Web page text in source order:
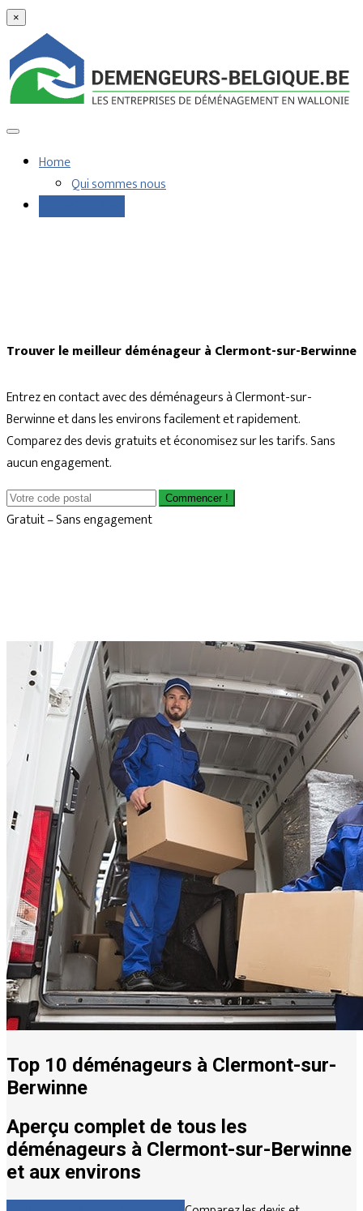
×
Home
Qui sommes nous
Trouver le meilleur déménageur à Clermont-sur-Berwinne
Entrez en contact avec des déménageurs à Clermont-sur-
Berwinne et dans les environs facilement et rapidement.
Comparez des devis gratuits et économisez sur les tarifs. Sans
aucun engagement.
Commencer !
Gratuit – Sans engagement
Top 10 déménageurs à Clermont-sur-
Berwinne
Aperçu complet de tous les
déménageurs à Clermont-sur-Berwinne
et aux environs